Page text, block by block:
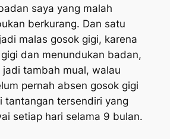
saya yang malah
berkurang. Dan satu
malas gosok gigi, karena
dan menundukan badan,
tambah mual, walau
pernah absen gosok gigi
tantangan tersendiri yang
setiap hari selama 9 bulan.